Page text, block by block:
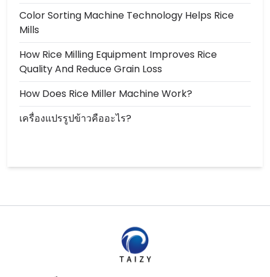
Color Sorting Machine Technology Helps Rice
Mills
How Rice Milling Equipment Improves Rice
Quality And Reduce Grain Loss
How Does Rice Miller Machine Work?
เครื่องแปรรูปข้าวคืออะไร?